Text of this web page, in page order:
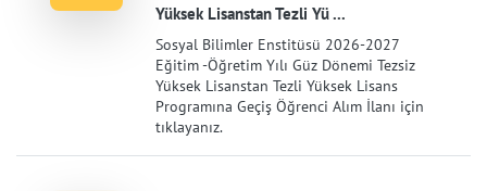
Yüksek Lisanstan Tezli Yü ...
Sosyal Bilimler Enstitüsü 2026-2027
Eğitim -Öğretim Yılı Güz Dönemi Tezsiz
Yüksek Lisanstan Tezli Yüksek Lisans
Programına Geçiş Öğrenci Alım İlanı için
tıklayanız.